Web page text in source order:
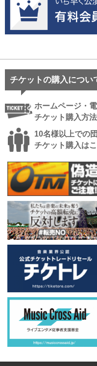
チケットの購入につい
ホームページ・
チケット購入方
10名様以上での
チケット購入は